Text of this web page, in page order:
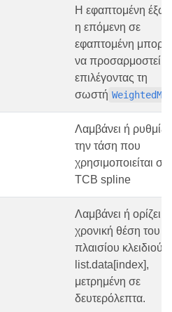
Η εφαπτομένη έξω
η επόμενη σε
εφαπτομένη μπορεί
να προσαρμοστεί
επιλέγοντας τη
σωστή
Λαμβάνει ή
την τάση που
χρησιμοποιείται
TCB spline
Λαμβάνει ή ορίζει
χρονική θέση του
πλαισίου κλειδιού
list.data[index],
μετρημένη σε
δευτερόλεπτα.